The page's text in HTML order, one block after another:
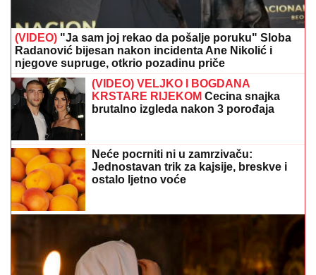
(VIDEO) "Ja sam joj rekao da pošalje poruku" Sloba
Radanović bijesan nakon incidenta Ane Nikolić i
njegove supruge, otkrio pozadinu priče
(VIDEO) VELJKO I BOGDANA
KRSTARE RIJEKOM Cecina snajka
brutalno izgleda nakon 3 porođaja
Neće pocrniti ni u zamrzivaču:
Jednostavan trik za kajsije, breskve i
ostalo ljetno voće